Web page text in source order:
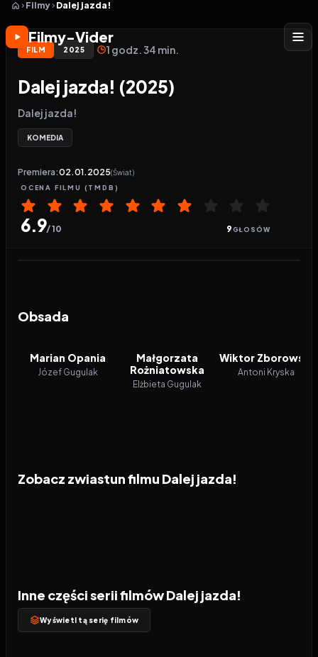
Filmy-Vider
Filmy Dalej jazda!
FILM 2025 1 godz. 34 min.
Dalej jazda! (2025)
Dalej jazda!
KOMEDIA
Premiera:02.01.2025(Świat)
OCENA FILMU (TMDB)
6.9/ 10 9GŁOSÓW
Obsada
Marian Opania
Józef Gugulak
Małgorzata
Rożniatowska
Elżbieta Gugulak
Wiktor Zborowski
Antoni Kryska
Zobacz zwiastun filmu Dalej jazda!
Inne części serii filmów Dalej jazda!
Wyświetl tą serię filmów